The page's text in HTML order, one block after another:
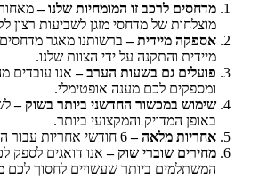
מדחסים לרכב זו המומחיות שלנו –
מוצלחות של מדחסי מזגן לשביעות רצון
אספקה מיידית – ברשותנו מאגר
מיידית והתקנה על ידי הצוות שלנו.
פועלים גם בשעות הערב –אנו עובדים
ומספקים לכם מענה אופטימלי.
שימוש במכשור החדשני ביותר בשוק –
באופן המדויק והמקצועי ביותר.
אחריות מלאה –6 חודשי אחריות עבור התקנות מדחסים.
מחירים שוברי שוק –אנו דואגים לספק
המשתלמים ביותר שעשויים לחסוך לכם